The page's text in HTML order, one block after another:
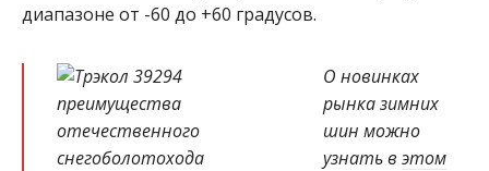
диапазоне от -60 до +60 градусов.
О новинках
рынка зимних
шин можно
узнать в этом